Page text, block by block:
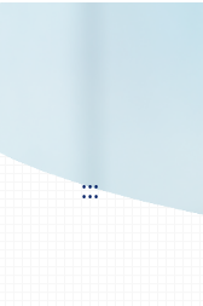
:::